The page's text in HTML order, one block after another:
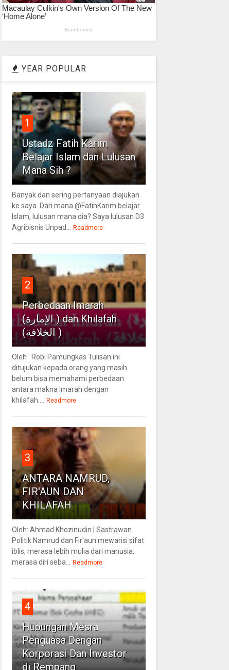
YEAR POPULAR
1
Ustadz Fatih Karim
Belajar Islam dan Lulusan
Mana Sih ?
Banyak dan sering pertanyaan diajukan
ke saya. Dari mana @FatihKarim belajar
Islam, lulusan mana dia? Saya lulusan D3
Agribisnis Unpad...
Readmore
2
Perbedaan Imarah
(الإمارة ) dan Khilafah
(الخلافة )
Oleh : Robi Pamungkas Tulisan ini
ditujukan kepada orang yang masih
belum bisa memahami perbedaan
antara makna imarah dengan
khilafah....
Readmore
3
ANTARA NAMRUD,
FIR'AUN DAN
KHILAFAH
Oleh: Ahmad Khozinudin | Sastrawan
Politik Namrud dan Fir'aun mewarisi sifat
iblis, merasa lebih mulia dari manusia,
merasa diri seba...
Readmore
4
Hubungan Mesra
Penguasa Dengan
Korporasi Dan Investor
di Rempang